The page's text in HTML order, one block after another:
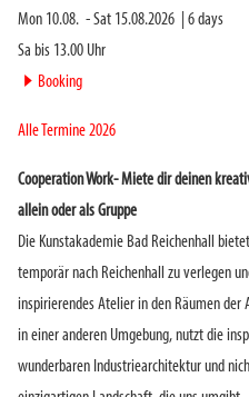
Mon 10.08. -Sat 15.08.2026 6days
Sa bis 13.00 Uhr
► Booking
Alle Termine 2026
Cooperation Work- Miete dir deinen
allein oder als Gruppe
Die Kunstakademie Bad Reichenhall
temporär nach Reichenhall zu verlegen
inspirierendes Atelier in den Räumen der
in einer anderen Umgebung, nutzt die
wunderbaren Industriearchitektur und